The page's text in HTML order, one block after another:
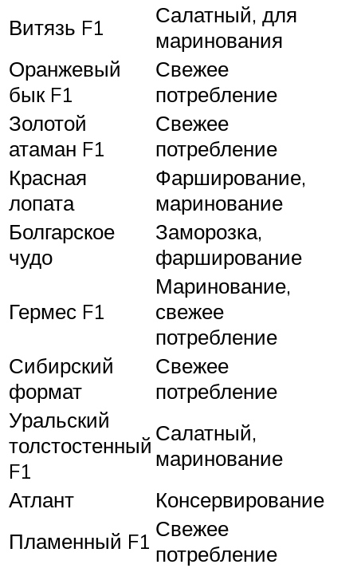
Витязь F1
Салатный, для
маринования
Оранжевый
бык F1
Свежее
потребление
Золотой
атаман F1
Свежее
потребление
Красная
лопата
Фарширование,
маринование
Болгарское
чудо
Заморозка,
фарширование
Гермес F1
Маринование,
свежее
потребление
Сибирский
формат
Свежее
потребление
Уральский
толстостенный
F1
Салатный,
маринование
Атлант
Консервирование
Пламенный F1 Свежее
потребление